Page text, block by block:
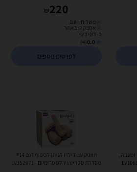
220
₪
משלוח חינם
אספקה: באתר
ב- דיגי דיגי
0.0
(4)
לפרטים נוספים
ומעבה ,
תוסיק עם דילדו הניתן לכיפוף דגם #14
מסדרת סטריט גירלס פרימיום - LV352071